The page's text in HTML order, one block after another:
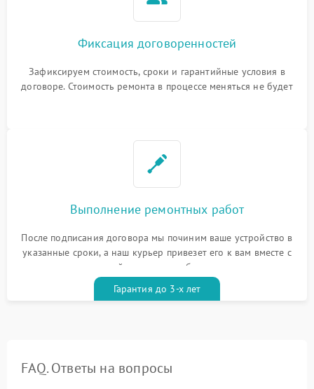
Фиксация договоренностей
Зафиксируем стоимость, сроки и гарантийные условия в
договоре. Стоимость ремонта в процессе меняться не будет
Выполнение ремонтных работ
После подписания договора мы починим ваше устройство в
указанные сроки, а наш курьер привезет его к вам вместе с
гарантийным талоном бесплатно
Гарантия до 3-х лет
FAQ. Ответы на вопросы